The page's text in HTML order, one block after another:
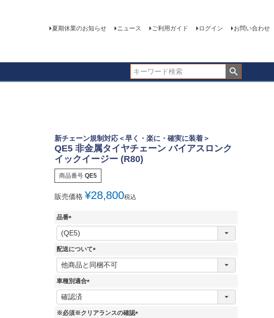
夏期休業のお知らせ ニュース ご利用ガイド ログイン お問い合わせ
新チェーン規制対応＜早く・楽に・確実に装着＞
QE5 非金属タイヤチェーン バイアスロンク
イックイージー (R80)
商品番号 QE5
販売価格 ¥28,800税込
品番
(
必
須
配送について
(
必
車種別適合
(
須
※必須※クリアランスの確認